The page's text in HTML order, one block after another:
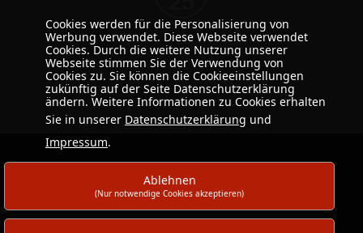
Cookies werden für die Personalisierung von
Werbung verwendet. Diese Webseite verwendet
Cookies. Durch die weitere Nutzung unserer
Webseite stimmen Sie der Verwendung von
Cookies zu. Sie können die Cookieeinstellungen
zukünftig auf der Seite Datenschutzerklärung
ändern. Weitere Informationen zu Cookies erhalten
Sie in unserer Datenschutzerklärung und
Impressum.
Ablehnen
(Nur notwendige Cookies akzeptieren)